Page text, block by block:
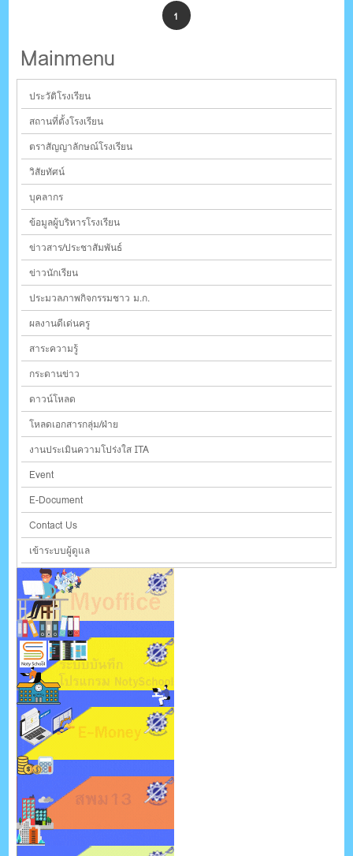
1
Mainmenu
ประวัติโรงเรียน
สถานที่ตั้งโรงเรียน
ตราสัญญาลักษณ์โรงเรียน
วิสัยทัศน์
บุคลากร
ข้อมูลผู้บริหารโรงเรียน
ข่าวสาร/ประชาสัมพันธ์
ข่าวนักเรียน
ประมวลภาพกิจกรรมชาว ม.ก.
ผลงานดีเด่นครู
สาระความรู้
กระดานข่าว
ดาวน์โหลด
โหลดเอกสารกลุ่ม/ฝ่าย
งานประเมินความโปร่งใส ITA
Event
E-Document
Contact Us
เข้าระบบผู้ดูแล